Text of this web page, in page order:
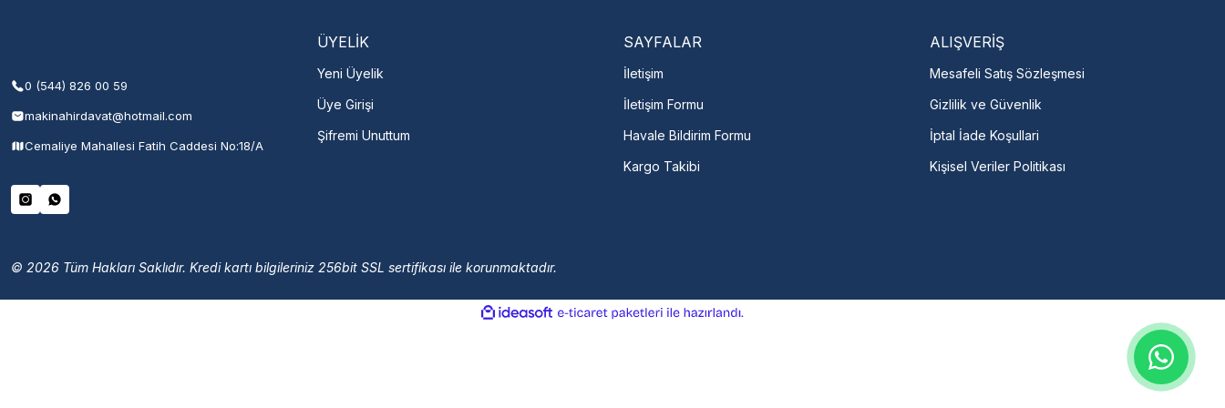
0 (544) 826 00 59
makinahirdavat@hotmail.com
Cemaliye Mahallesi Fatih Caddesi No:18/A
ÜYELİK
Yeni Üyelik
Üye Girişi
Şifremi Unuttum
SAYFALAR
İletişim
İletişim Formu
Havale Bildirim Formu
Kargo Takibi
ALIŞVERİŞ
Mesafeli Satış Sözleşmesi
Gizlilik ve Güvenlik
İptal İade Koşullari
Kişisel Veriler Politikası
© 2026 Tüm Hakları Saklıdır. Kredi kartı bilgileriniz 256bit SSL sertifikası ile korunmaktadır.
ideasoft
e-